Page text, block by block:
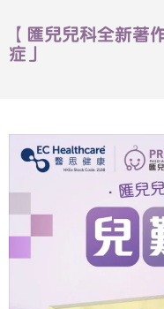
【匯兒兒科全新著
症」